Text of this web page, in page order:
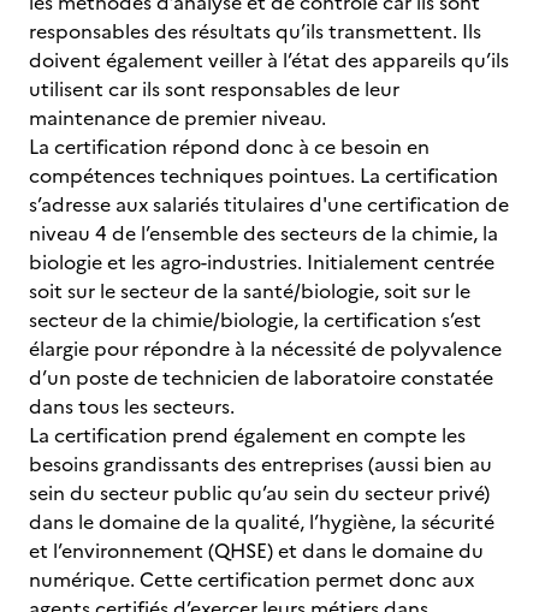
responsables des résultats qu’ils transmettent. Ils
doivent également veiller à l’état des appareils qu’ils
utilisent car ils sont responsables de leur
maintenance de premier niveau.
La certification répond donc à ce besoin en
compétences techniques pointues. La certification
s’adresse aux salariés titulaires d'une certification de
niveau 4 de l’ensemble des secteurs de la chimie, la
biologie et les agro-industries. Initialement centrée
soit sur le secteur de la santé/biologie, soit sur le
secteur de la chimie/biologie, la certification s’est
élargie pour répondre à la nécessité de polyvalence
d’un poste de technicien de laboratoire constatée
dans tous les secteurs.
La certification prend également en compte les
besoins grandissants des entreprises (aussi bien au
sein du secteur public qu’au sein du secteur privé)
dans le domaine de la qualité, l’hygiène, la sécurité
et l’environnement (QHSE) et dans le domaine du
numérique. Cette certification permet donc aux